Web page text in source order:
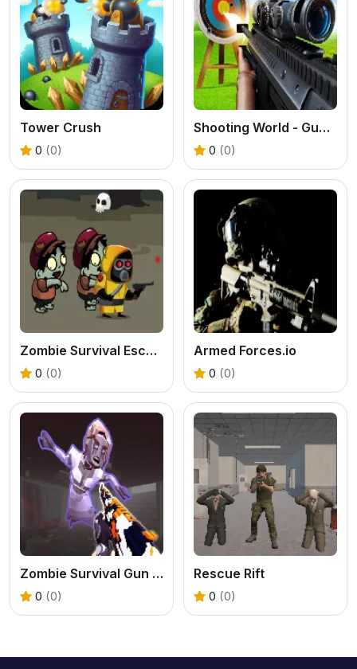
Tower Crush
0 (0)
Shooting World - Gun Fire
0 (0)
Zombie Survival Escape
0 (0)
Armed Forces.io
0 (0)
Zombie Survival Gun 3D
0 (0)
Rescue Rift
0 (0)